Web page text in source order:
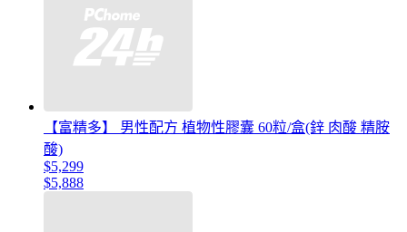
【富精多】 男性配方 植物性膠囊 60粒/盒(鋅 肉酸 精胺
酸)
$5,299
$5,888